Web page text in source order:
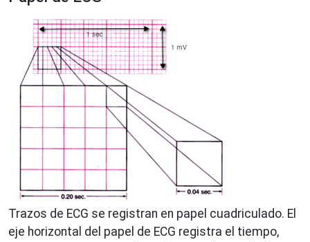
Trazos de ECG se registran en papel cuadriculado. El
eje horizontal del papel de ECG registra el tiempo,